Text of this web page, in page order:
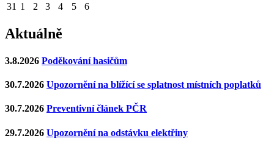
31 1 2 3 4 5 6
Aktuálně
3.8.2026 Poděkování hasičům
30.7.2026 Upozornění na blížící se splatnost místních poplatků
30.7.2026 Preventivní článek PČR
29.7.2026 Upozornění na odstávku elektřiny